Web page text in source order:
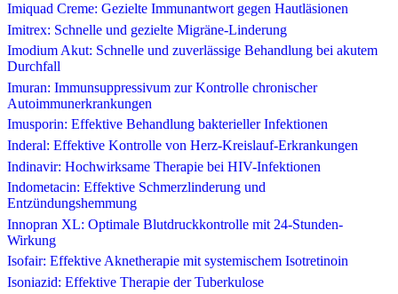
Imiquad Creme: Gezielte Immunantwort gegen Hautläsionen
Imitrex: Schnelle und gezielte Migräne-Linderung
Imodium Akut: Schnelle und zuverlässige Behandlung bei akutem
Durchfall
Imuran: Immunsuppressivum zur Kontrolle chronischer
Autoimmunerkrankungen
Imusporin: Effektive Behandlung bakterieller Infektionen
Inderal: Effektive Kontrolle von Herz-Kreislauf-Erkrankungen
Indinavir: Hochwirksame Therapie bei HIV-Infektionen
Indometacin: Effektive Schmerzlinderung und
Entzündungshemmung
Innopran XL: Optimale Blutdruckkontrolle mit 24-Stunden-
Wirkung
Isofair: Effektive Aknetherapie mit systemischem Isotretinoin
Isoniazid: Effektive Therapie der Tuberkulose